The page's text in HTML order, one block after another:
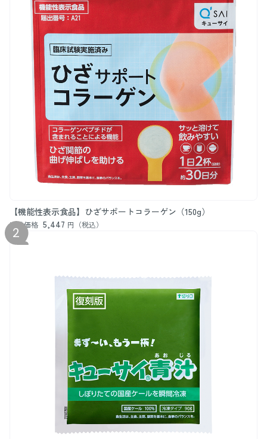
【機能性表示食品】ひざサポートコラーゲン（150g）
通常価格 5,447 円（税込）